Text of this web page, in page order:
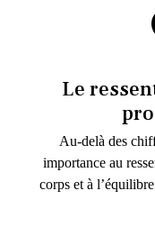
Le
Au-delà des
importance au
corps et à